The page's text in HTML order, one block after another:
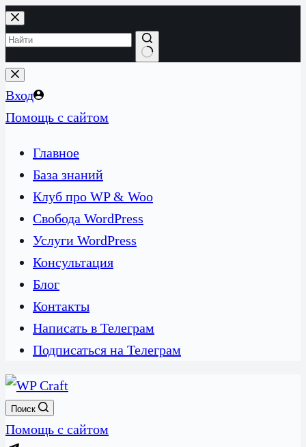
Перейти
к
сути
Ничего
не
найдено
Вход
Помощь с сайтом
Главное
База знаний
Клуб про WP & Woo
Свобода WordPress
Услуги WordPress
Консультация
Блог
Контакты
Написать в Телеграм
Подписаться на Телеграм
Поиск
Помощь с сайтом